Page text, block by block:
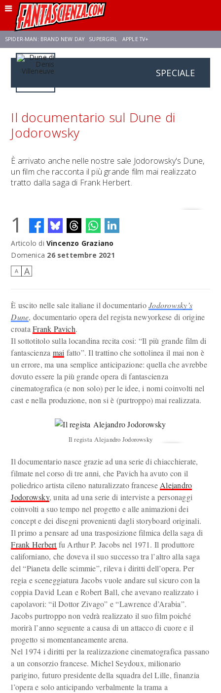
SPIDER-MAN: BRAND NEW DAY SUPERGIRL APPLE TV+
FRANCO RICCIARDIELLO AVENGERS: DOOMSDAY
SPECIALE
Il documentario sul Dune di
Jodorowsky
È arrivato anche nelle nostre sale Jodorowsky's Dune,
un film che racconta il più grande film mai realizzato
tratto dalla saga di Frank Herbert.
1
Articolo di Vincenzo Graziano
Domenica 26 settembre 2021
A A
È uscito nelle sale italiane il documentarioJodorowsky’s
Dune, documentario opera del regista newyorkese di origine
croataFrank Pavich.
Il sottotitolo sulla locandina recita cosi: “Il più grande film di
fantascienza mai fatto”. Il trattino che sottolinea il mai non è
un errore, ma una semplice anticipazione: quella che avrebbe
dovuto essere la più grande opera di fantascienza
cinematografica (e non solo) per le idee, i nomi coinvolti nel
cast e nella produzione, non si è (purtroppo) mai realizzata.
Il regista Alejandro Jodorowsky
Il documentario nasce grazie ad una serie di chiacchierate,
filmate nel corso di tre anni, che Pavich ha avuto con il
poliedrico artista cileno naturalizzato francese Alejandro
Jodorowsky, unita ad una serie di interviste a personaggi
coinvolti a suo tempo nel progetto e alle animazioni dei
concept e dei disegni provenienti dagli storyboard originali.
Il primo a pensare ad una trasposizione filmica della saga di
Frank Herbertfu Arthur P. Jacobs nel 1971. Il produttore
californiano, che doveva il suo successo tra l’altro alla saga
del “Pianeta delle scimmie”, rileva i diritti dell’opera. Per
regia e sceneggiatura Jacobs vuole andare sul sicuro con la
coppia David Lean e Robert Ball, che avevano realizzato i
capolavori: “il Dottor Zivago” e “Lawrence d’Arabia”.
Jacobs purtroppo non vedrà realizzato il suo film poiché
morirà l’anno seguente a causa di un attacco di cuore e il
progetto si momentaneamente arena.
Nel 1974 i diritti per la realizzazione cinematografica passano
a un consorzio francese. Michel Seydoux, milionario
parigino, futuro presidente della squadra del Lille, finanzia
l’opera e solo anticipando verbalmente la trama a